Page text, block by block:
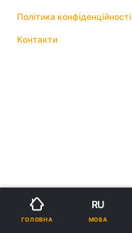
Політика конфіденційності
Контакти
ГОЛОВНА
RU
МОВА